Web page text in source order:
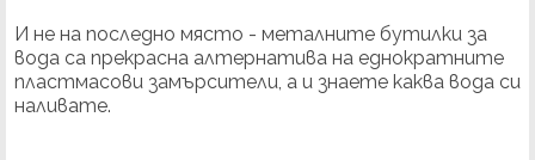
И не на последно място - металните бутилки за
вода са прекрасна алтернатива на еднократните
пластмасови замърсители, а и знаете каква вода си
наливате.